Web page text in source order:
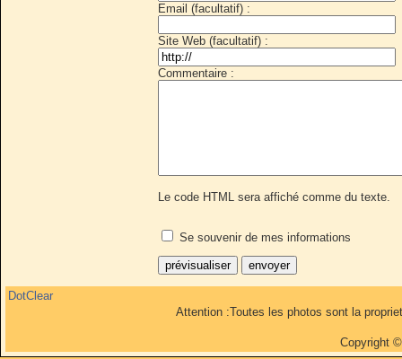
Email (facultatif) :
Site Web (facultatif) :
Commentaire :
Le code HTML sera affiché comme du texte.
Se souvenir de mes informations
DotClear
Attention :Toutes les photos sont la
Copyright